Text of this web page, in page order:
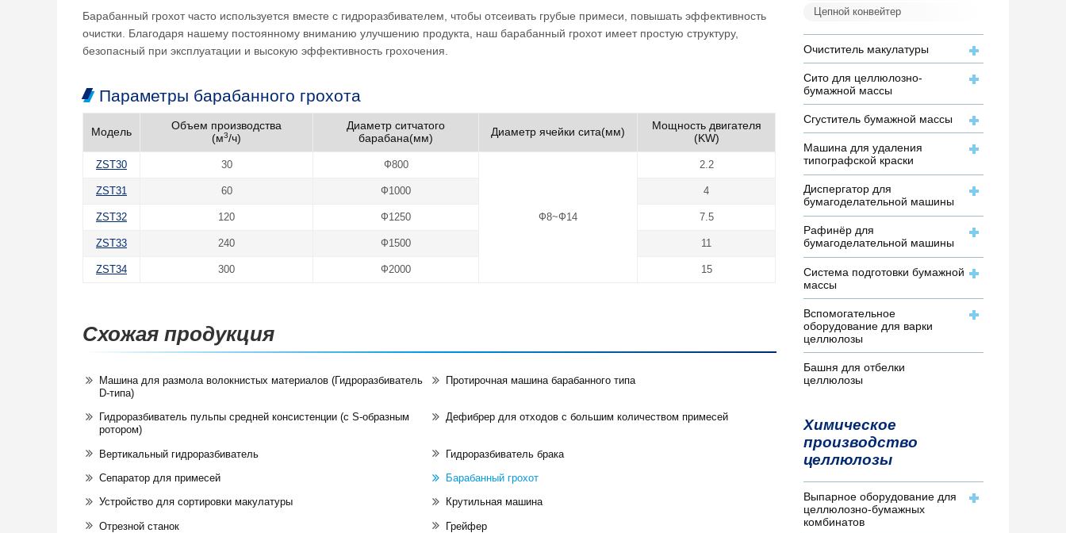
Барабанный грохот часто используется вместе с гидроразбивателем, чтобы отсеивать грубые примеси, повышать эффективность
очистки. Благодаря нашему постоянному вниманию улучшению продукта, наш барабанный грохот имеет простую структуру,
безопасный при эксплуатации и высокую эффективность грохочения.
Параметры барабанного грохота
Модель
Объем производства
(м3/ч)
Диаметр ситчатого
барабана(мм)
Диаметр ячейки сита(мм)
Мощность двигателя
(KW)
ZST30 30 Ф800
Ф8~Ф14
2.2
ZST31 60 Ф1000 4
ZST32 120 Ф1250 7.5
ZST33 240 Ф1500 11
ZST34 300 Ф2000 15
Схожая продукция
Машина для размола волокнистых материалов (Гидроразбиватель
D-типа)
Протирочная машина барабанного типа
Гидроразбиватель пульпы средней консистенции (с S-образным
ротором)
Дефибрер для отходов с большим количеством примесей
Вертикальный гидроразбиватель Гидроразбиватель брака
Сепаратор для примесей Барабанный грохот
Устройство для сортировки макулатуры Крутильная машина
Отрезной станок Грейфер
Цепной конвейтер
Очиститель макулатуры
Сито для целлюлозно-
бумажной массы
Сгуститель бумажной массы
Машина для удаления
типографской краски
Диспергатор для
бумагоделательной машины
Рафинёр для
бумагоделательной машины
Система подготовки бумажной
массы
Вспомогательное
оборудование для варки
целлюлозы
Башня для отбелки
целлюлозы
Химическое
производство
целлюлозы
Выпарное оборудование для
целлюлозно-бумажных
комбинатов